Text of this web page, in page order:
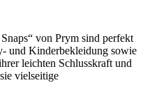
von Prym sind perfekt
und Kinderbekleidung sowie
leichten Schlusskraft und
vielseitige